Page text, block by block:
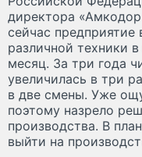
директора
сейчас
различной техники
месяц. За три года
увеличилась в три
в две смены. Уже
поэтому назрело
производства. В
выйти на